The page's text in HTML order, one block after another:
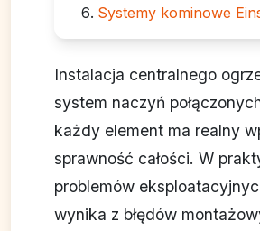
Systemy kominowe
Instalacja centralnego
system naczyń
każdy element ma realny
sprawność całości. W
problemów
wynika z błędów